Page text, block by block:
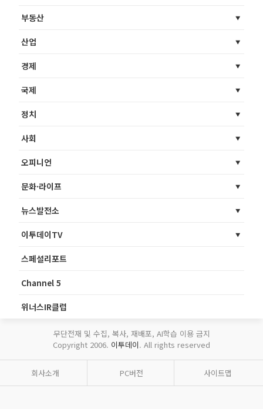
부동산
산업
경제
국제
정치
사회
오피니언
문화·라이프
뉴스발전소
이투데이TV
스페셜리포트
Channel 5
위너스IR클럽
무단전재 및 수집, 복사, 재배포, AI학습 이용 금지
Copyright 2006. 이투데이. All rights reserved
회사소개 PC버전 사이트맵